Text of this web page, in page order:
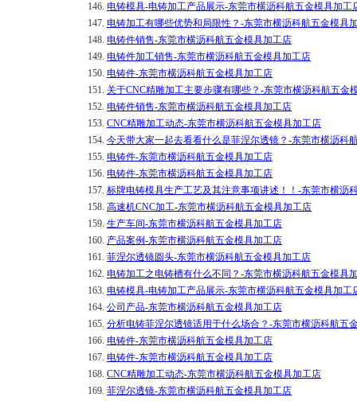
146. 电铸模具-电铸加工产品展示-东莞市横沥科航五金模具加工
147. 电铸加工有哪些优势和局限性？-东莞市横沥科航五金模具
148. 电铸件销售-东莞市横沥科航五金模具加工店
149. 电铸件加工销售-东莞市横沥科航五金模具加工店
150. 电铸件-东莞市横沥科航五金模具加工店
151. 关于CNC精雕加工主要步骤有哪些？-东莞市横沥科航五金
152. 电铸件销售-东莞市横沥科航五金模具加工店
153. CNC精雕加工动态-东莞市横沥科航五金模具加工店
154. 今天带大家一起去看看什么是菲涅尔透镜？-东莞市横沥科
155. 电铸件-东莞市横沥科航五金模具加工店
156. 电铸件-东莞市横沥科航五金模具加工店
157. 标牌电铸模具生产工艺及其注意事项讲述！！-东莞市横沥
158. 高速机CNC加工-东莞市横沥科航五金模具加工店
159. 生产车间-东莞市横沥科航五金模具加工店
160. 产品案例-东莞市横沥科航五金模具加工店
161. 菲涅尔透镜圆头-东莞市横沥科航五金模具加工店
162. 电铸加工之电铸槽有什么不同？-东莞市横沥科航五金模具
163. 电铸模具-电铸加工产品展示-东莞市横沥科航五金模具加工
164. 公司产品-东莞市横沥科航五金模具加工店
165. 分析电铸菲涅尔透镜适用于什么场合？-东莞市横沥科航五
166. 电铸件-东莞市横沥科航五金模具加工店
167. 电铸件-东莞市横沥科航五金模具加工店
168. CNC精雕加工动态-东莞市横沥科航五金模具加工店
169. 菲涅尔透镜-东莞市横沥科航五金模具加工店